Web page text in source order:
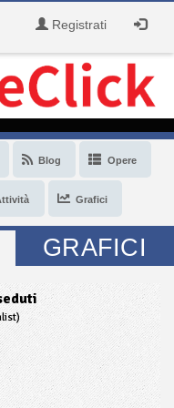
Registrati
Blog Opere
Grafici
GRAFICI